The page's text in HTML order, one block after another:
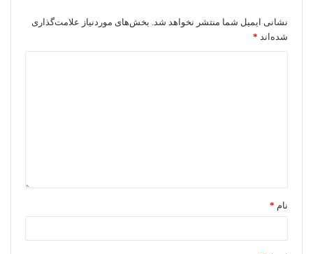
نشانی ایمیل شما منتشر نخواهد شد. بخش‌های موردنیاز علامت‌گذاری
شده‌اند *
نام *